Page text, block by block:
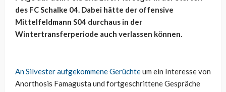
des FC Schalke 04. Dabei hätte der offensive
Mittelfeldmann S04 durchaus in der
Wintertransferperiode auch verlassen können.
An Silvester aufgekommene Gerüchteum ein Interesse von
Anorthosis Famagusta und fortgeschrittene Gespräche